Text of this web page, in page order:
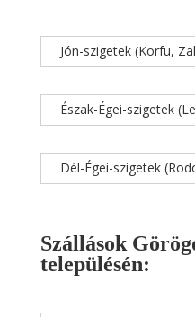
Jón-szigetek (Korfu,
Észak-Égei-szigetek
Dél-Égei-szigetek
Szállások
településén: